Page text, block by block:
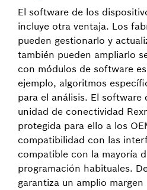
El software de los
incluye otra ventaja. Los
pueden gestionarlo y
también pueden ampliarlo
con módulos de software
ejemplo, algoritmos
para el análisis. El software
unidad de conectividad
protegida para ello a los
compatibilidad con las
compatible con la mayoría
programación habituales.
garantiza un amplio